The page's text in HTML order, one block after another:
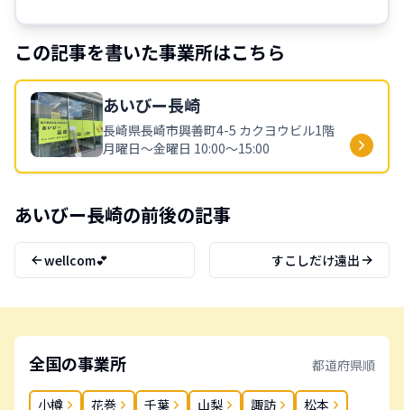
この記事を書いた事業所はこちら
あいびー長崎
長崎県長崎市興善町4-5 カクヨウビル1階
月曜日～金曜日 10:00～15:00
あいびー長崎の前後の記事
wellcom💕 すこしだけ遠出
全国の事業所 都道府県順
小樽 花巻 千葉 山梨 諏訪 松本